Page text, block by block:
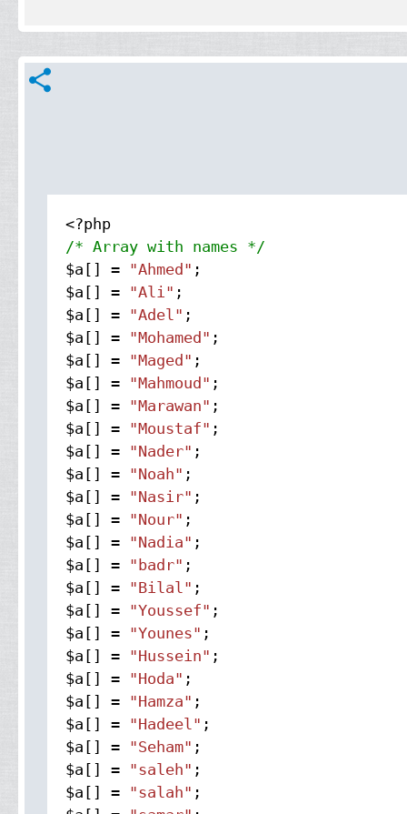
share
<?php
/* Array with names */
$a[] = "Ahmed" ;
$a[] = "Ali" ;
$a[] = "Adel" ;
$a[] = "Mohamed" ;
$a[] = "Maged" ;
$a[] = "Mahmoud" ;
$a[] = "Marawan" ;
$a[] = "Moustaf" ;
$a[] = "Nader" ;
$a[] = "Noah" ;
$a[] = "Nasir" ;
$a[] = "Nour" ;
$a[] = "Nadia" ;
$a[] = "badr" ;
$a[] = "Bilal" ;
$a[] = "Youssef" ;
$a[] = "Younes" ;
$a[] = "Hussein" ;
$a[] = "Hoda" ;
$a[] = "Hamza" ;
$a[] = "Hadeel" ;
$a[] = "Seham" ;
$a[] = "saleh" ;
$a[] = "salah" ;